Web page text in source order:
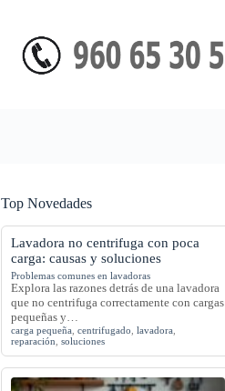
Top Novedades
Lavadora no centrifuga con poca
carga: causas y soluciones
Problemas comunes en lavadoras
Explora las razones detrás de una lavadora
que no centrifuga correctamente con cargas
pequeñas y…
carga pequeña ,centrifugado ,lavadora
reparación ,soluciones